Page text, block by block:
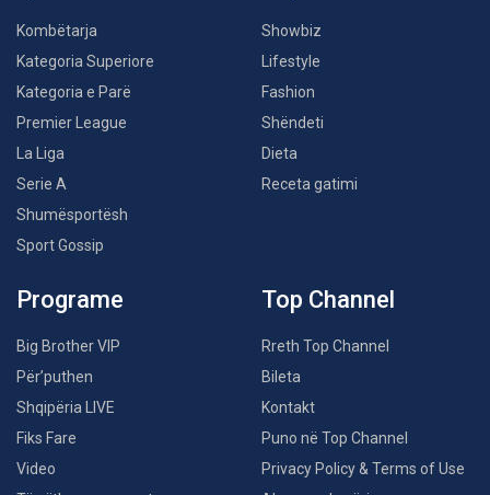
Kombëtarja
Kategoria Superiore
Kategoria e Parë
Premier League
La Liga
Serie A
Shumësportësh
Sport Gossip
Showbiz
Lifestyle
Fashion
Shëndeti
Dieta
Receta gatimi
Programe
Big Brother VIP
Për’puthen
Shqipëria LIVE
Fiks Fare
Video
Top Channel
Rreth Top Channel
Bileta
Kontakt
Puno në Top Channel
Privacy Policy & Terms of Use